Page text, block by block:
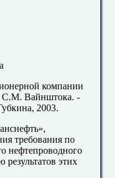
компании
С.М. Вайнштока. -
2003.
требования по
нефтепроводного
результатов этих